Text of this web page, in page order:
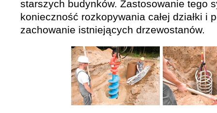
starszych budynków. Zastosowanie tego
konieczność rozkopywania całej działki i
zachowanie istniejących drzewostanów.